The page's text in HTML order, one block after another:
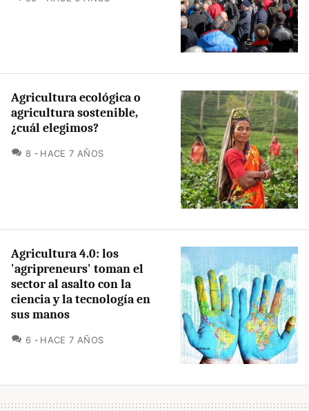
Agricultura ecológica o
agricultura sostenible,
¿cuál elegimos?
8 COMENTARIOS
HACE 7 AÑOS
Agricultura 4.0: los
'agripreneurs' toman el
sector al asalto con la
ciencia y la tecnología en
sus manos
6 COMENTARIOS
HACE 7 AÑOS